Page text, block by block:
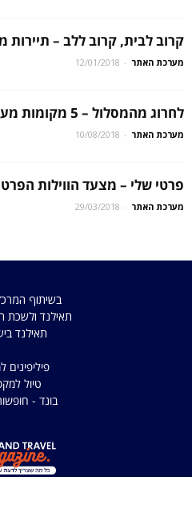
קרוב לבית, קרוב ללב – תיירות
מערכת האתר -
12/01/2018
לחרוג מהמסלול – 5 מקומות מעניינים בשולי הדרך
מערכת האתר -
10/08/2018
פרטי שלי – מצעד הווילות
מערכת האתר -
29/03/2018
בשיתוף
תאילנד ולשכת
תאילנד
פיליפינים
טיול
בונד -